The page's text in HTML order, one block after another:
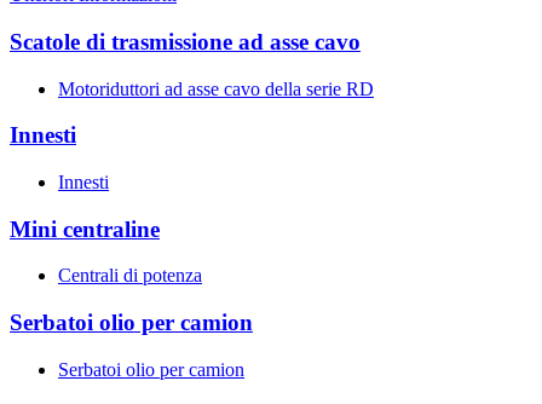
Scatole di trasmissione ad asse cavo
Motoriduttori ad asse cavo della serie RD
Innesti
Innesti
Mini centraline
Centrali di potenza
Serbatoi olio per camion
Serbatoi olio per camion